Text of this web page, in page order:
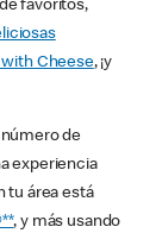
de favoritos,
Cheese, ¡y
de
experiencia
tu área está
, y más usando